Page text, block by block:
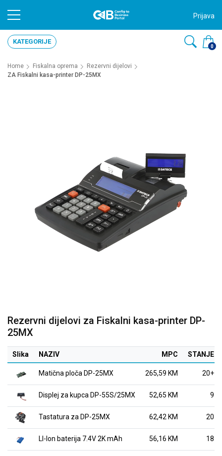
Prijava
0
KATEGORIJE
Home Fiskalna oprema
Rezervni dijelovi
ZA Fiskalni kasa-printer DP-25MX
Rezervni dijelovi za Fiskalni kasa-printer DP-
25MX
Slika NAZIV MPC STANJE
Matična ploča DP-25MX 265,59 KM 20+
Displej za kupca DP-55S/25MX 52,65 KM 9
Tastatura za DP-25MX 62,42 KM 20
LI-Ion baterija 7.4V 2K mAh 56,16 KM 18